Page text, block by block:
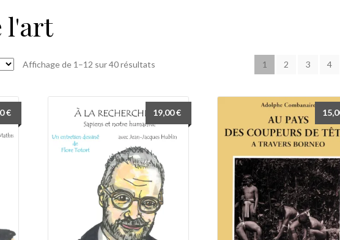
l'art
Affichage de 1–12 sur 40 résultats 1 2 3 4
€ 19,00€